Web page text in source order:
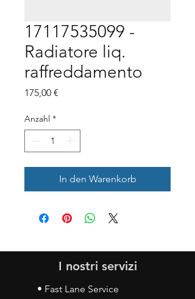
17117535099 -
Radiatore liq.
raffreddamento
175,00 €
Anzahl *
In den Warenkorb
I nostri servizi
• Fast Lane Service